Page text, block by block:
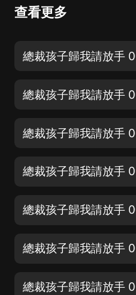
查看更多
總裁孩子歸我請放手
總裁孩子歸我請放手
總裁孩子歸我請放手